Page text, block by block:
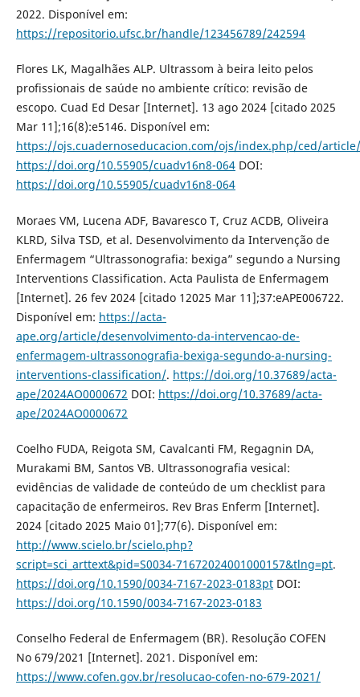
2022. Disponível em:
https://repositorio.ufsc.br/handle/123456789/242594
Flores LK, Magalhães ALP. Ultrassom à beira leito pelos
profissionais de saúde no ambiente crítico: revisão de
escopo. Cuad Ed Desar [Internet]. 13 ago 2024 [citado 2025
Mar 11];16(8):e5146. Disponível em:
https://ojs.cuadernoseducacion.com/ojs/index.php/ced/
https://doi.org/10.55905/cuadv16n8-064DOI:
https://doi.org/10.55905/cuadv16n8-064
Moraes VM, Lucena ADF, Bavaresco T, Cruz ACDB, Oliveira
KLRD, Silva TSD, et al. Desenvolvimento da Intervenção de
Enfermagem “Ultrassonografia: bexiga” segundo a Nursing
Interventions Classification. Acta Paulista de Enfermagem
[Internet]. 26 fev 2024 [citado 12025 Mar 11];37:eAPE006722.
Disponível em: https://acta-
ape.org/article/desenvolvimento-da-intervencao-de-
enfermagem-ultrassonografia-bexiga-segundo-a-nursing-
interventions-classification/. https://doi.org/10.37689/acta-
ape/2024AO0000672 DOI: https://doi.org/10.37689/acta-
ape/2024AO0000672
Coelho FUDA, Reigota SM, Cavalcanti FM, Regagnin DA,
Murakami BM, Santos VB. Ultrassonografia vesical:
evidências de validade de conteúdo de um checklist para
capacitação de enfermeiros. Rev Bras Enferm [Internet].
2024 [citado 2025 Maio 01];77(6). Disponível em:
http://www.scielo.br/scielo.php?
script=sci_arttext&pid=S0034-71672024001000157&tlng=pt.
https://doi.org/10.1590/0034-7167-2023-0183ptDOI:
https://doi.org/10.1590/0034-7167-2023-0183
Conselho Federal de Enfermagem (BR). Resolução COFEN
No 679/2021 [Internet]. 2021. Disponível em:
https://www.cofen.gov.br/resolucao-cofen-no-679-2021/